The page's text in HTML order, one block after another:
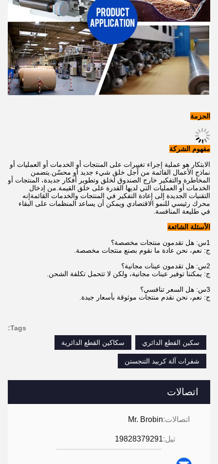
اتصالات
اتصالات:Mr. Brobin
تيل:19828379291
الحزمة
مفهوم الشركة
الابتكار هو عملية إجراء تغييرات على المنتجات أو الخدمات أو العمليات أو
نماذج الأعمال القائمة من أجل خلق شيء جديد أو محسّن.يتضمن
المخاطرة والتفكير خارج الصندوق لخلق وتطوير أفكار جديدة، المنتجات أو
الخدمات أو العمليات التي لديها القدرة على خلق القيمة.من إدخال
التقنيات الجديدة إلى إعادة التفكير في المنتجات والخدمات القائمةإنه
محرك رئيسي للنمو الاقتصادي ويمكن أن يساعد المنظمات على البقاء
في طليعة المنافسة.
الأسئلة الشائعة
1س: هل تقدمون منتجات مخصصة؟
ج: نعم، نحن عادة ما نقوم بصنع منتجات مخصصة.
2س: هل تقدمون عينات مجانية؟
ج: يمكننا توفير عينات مجانية، ولكن لا تتحمل تكلفة الشحن.
3س: هل السعر تنافسي؟
ج: نعم، نحن نقدم منتجات موثوقة بأسعار جيدة.
Tags:
سكين القطع الدائري
سكاكين القطع الدائرية
شفرات آلة كربيد التنجستن